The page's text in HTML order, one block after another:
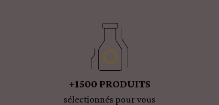
+1500 PRODUITS
sélectionnés pour vous